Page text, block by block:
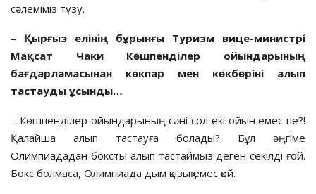
сәлеміміз түзу.
– Қырғыз елінің бұрынғы Туризм ви­це-министрі
Мақсат Чаки Көшпен­ді­лер ойындарының
бағдарламасынан көкпар мен көкбөріні алып
тастауды ұсынды…
– Көшпенділер ойындарының сәні сол екі ойын емес пе?!
Қалайша алып тастауға болады? Бұл әңгіме
Олимпиададан боксты алып тастаймыз деген секілді ғой.
Бокс болмаса, Олимпиада дым қызық емес қой.